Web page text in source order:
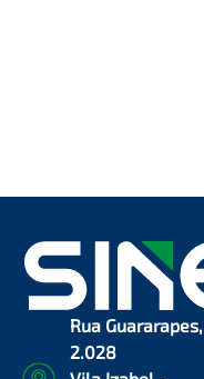
Rua Guararapes,
2.028